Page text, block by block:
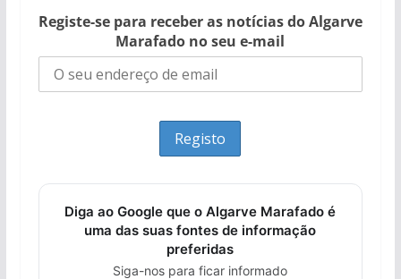
Registe-se para receber as notícias do Algarve
Marafado no seu e-mail
Diga ao Google que o Algarve Marafado é
uma das suas fontes de informação
preferidas
Siga-nos para ficar informado